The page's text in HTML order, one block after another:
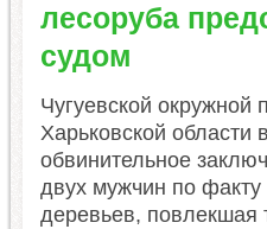
лесоруба
судом
Чугуевской окружной
Харьковской области
обвинительное
двух мужчин по факту
деревьев, повлекшая